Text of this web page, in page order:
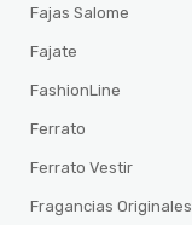
Fajas Salome
Fajate
FashionLine
Ferrato
Ferrato Vestir
Fragancias Originales